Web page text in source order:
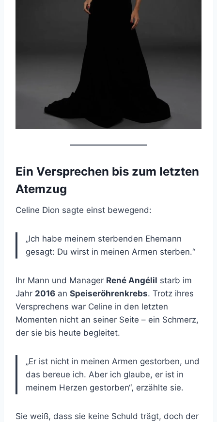
Ein Versprechen bis zum letzten
Atemzug
Celine Dion sagte einst bewegend:
„Ich habe meinem sterbenden Ehemann
gesagt: Du wirst in meinen Armen sterben.“
Ihr Mann und Manager René Angélil starb im
Jahr 2016 an Speiseröhrenkrebs. Trotz ihres
Versprechens war Celine in den letzten
Momenten nicht an seiner Seite – ein Schmerz,
der sie bis heute begleitet.
„Er ist nicht in meinen Armen gestorben, und
das bereue ich. Aber ich glaube, er ist in
meinem Herzen gestorben“, erzählte sie.
Sie weiß, dass sie keine Schuld trägt, doch der